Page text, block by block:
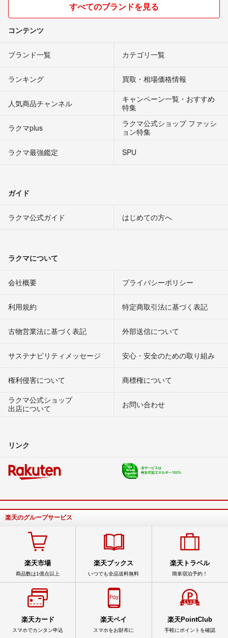
すべてのブランドを見る
コンテンツ
ブランド一覧 カテゴリ一覧
ランキング 買取・相場価格情報
人気商品チャンネル
キャンペーン一覧・おすすめ
特集
ラクマplus
ラクマ公式ショップ ファッシ
ョン特集
ラクマ最強鑑定
SPU
ガイド
ラクマ公式ガイド はじめての方へ
ラクマについて
会社概要 プライバシーポリシー
利用規約 特定商取引法に基づく表記
古物営業法に基づく表記 外部送信について
サステナビリティメッセージ 安心・安全のための取り組み
権利侵害について
商標権について
ラクマ公式ショップ
出店について
お問い合わせ
リンク
楽天のグループサービス
楽天市場
商品数は1億点以上
楽天ブックス
いつでも全品送料無料
楽天トラベル
簡単宿泊予約！
楽天カード
スマホでカンタン申込
楽天ペイ
スマホをお財布に
楽天PointClub
手軽にポイントを確認